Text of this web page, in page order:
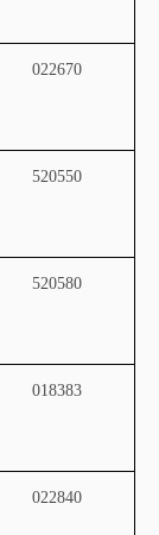
022670
520550
520580
018383
022840